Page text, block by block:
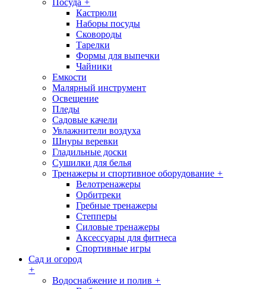
Посуда +
Кастрюли
Наборы посуды
Сковороды
Тарелки
Формы для выпечки
Чайники
Емкости
Малярный инструмент
Освещение
Пледы
Садовые качели
Увлажнители воздуха
Шнуры веревки
Гладильные доски
Сушилки для белья
Тренажеры и спортивное оборудование +
Велотренажеры
Орбитреки
Гребные тренажеры
Степперы
Силовые тренажеры
Аксессуары для фитнеса
Спортивные игры
Сад и огород
+
Водоснабжение и полив +